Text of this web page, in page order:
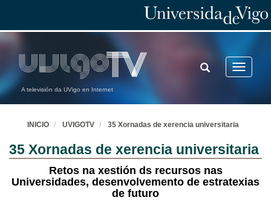
A televisión da UVigo en Internet
Toggle
TOGGLE
SEARCH
INICIO UVIGOTV 35 Xornadas de xerencia universitaria
35 Xornadas de xerencia universitaria
Retos na xestión ds recursos nas
Universidades, desenvolvemento de estratexias
de futuro